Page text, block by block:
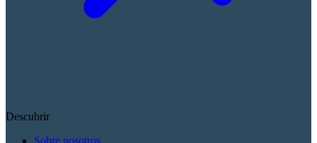
Descubrir
Sobre nosotros